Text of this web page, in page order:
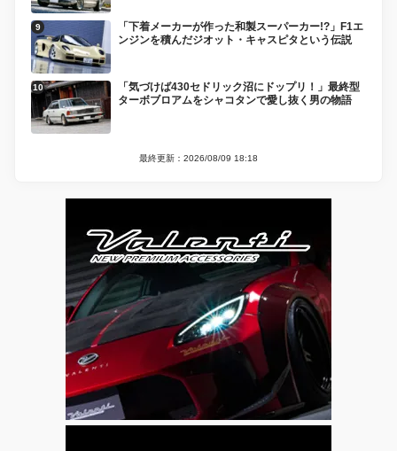
「下着メーカーが作った和製スーパーカー!?」F1エ
ンジンを積んだジオット・キャスピタという伝説
「気づけば430セドリック沼にドップリ！」最終型
ターボブロアムをシャコタンで愛し抜く男の物語
最終更新：2026/08/09 18:18